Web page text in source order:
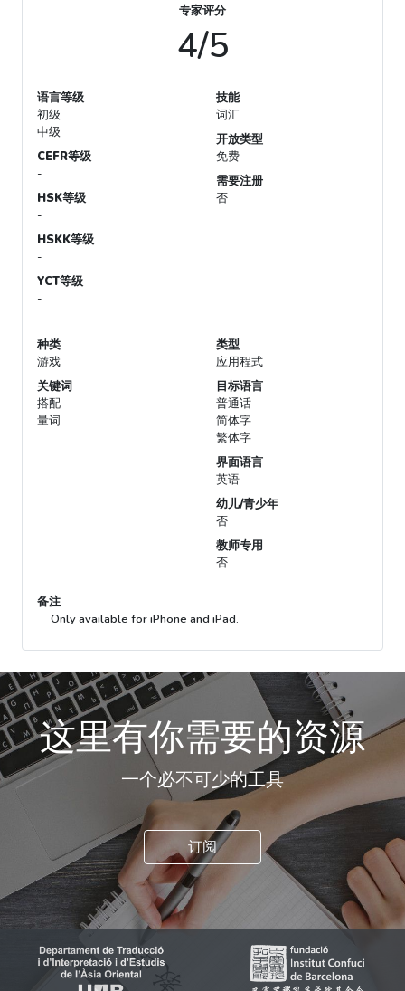
专家评分
4/5
语言等级
初级
中级
CEFR等级
-
HSK等级
-
HSKK等级
-
YCT等级
-
技能
词汇
开放类型
免费
需要注册
否
种类
游戏
关键词
搭配
量词
类型
应用程式
目标语言
普通话
简体字
繁体字
界面语言
英语
幼儿/青少年
否
教师专用
否
备注
Only available for iPhone and iPad.
这里有你需要的资源
一个必不可少的工具
订阅